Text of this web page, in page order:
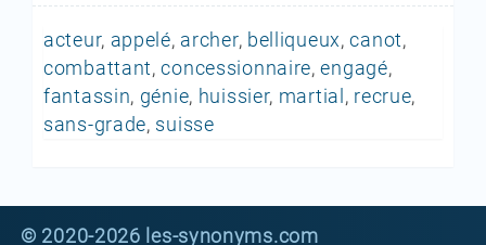
acteur, appelé, archer, belliqueux,canot,
combattant,concessionnaire,engagé,
fantassin, génie, huissier, martial , recrue,
sans-grade, suisse
© 2020-2026 les-synonyms.com